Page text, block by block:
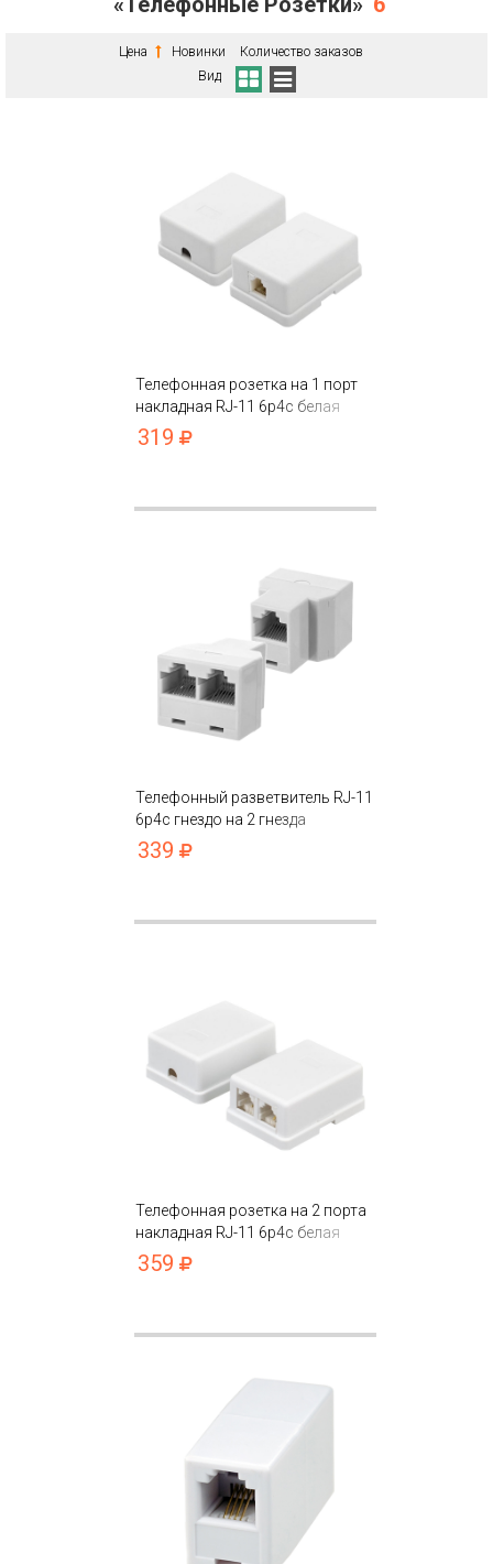
Цена Новинки
Количество заказов
Вид
Телефонная розетка на 1 порт
накладная RJ-11 6p4c белая
319
Телефонный разветвитель RJ-11
6p4c гнездо на 2 гнезда
339
Телефонная розетка на 2 порта
накладная RJ-11 6p4c белая
359